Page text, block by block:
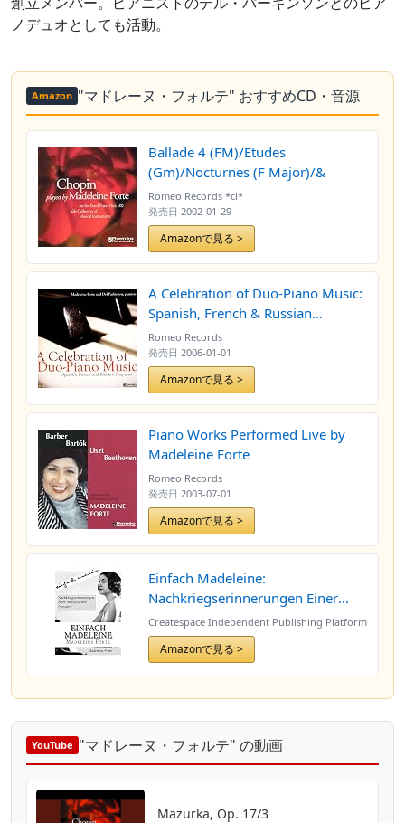
ノデュオとしても活動。
Amazon "マドレーヌ・フォルテ" おすすめCD・音源
Ballade 4 (FM)/Etudes
(Gm)/Nocturnes (F Major)/&
Romeo Records *cl*
発売日 2002-01-29
Amazonで見る >
A Celebration of Duo-Piano Music:
Spanish, French & Russian
Programs
Romeo Records
発売日 2006-01-01
Amazonで見る >
Piano Works Performed Live by
Madeleine Forte
Romeo Records
発売日 2003-07-01
Amazonで見る >
Einfach Madeleine:
Nachkriegserinnerungen Einer
Franzoesischen Pianistin
Createspace Independent Publishing Platform
Amazonで見る >
YouTube "マドレーヌ・フォルテ" の動画
Mazurka, Op. 17/3